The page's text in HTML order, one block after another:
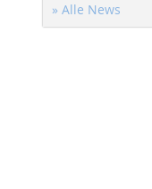
» Alle News